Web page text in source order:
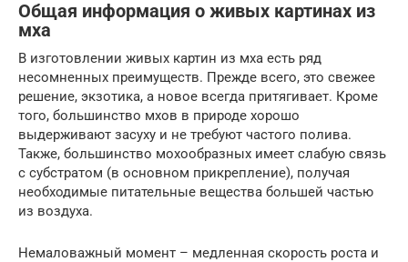
Общая информация о живых картинах из
мха
В изготовлении живых картин из мха есть ряд
несомненных преимуществ. Прежде всего, это свежее
решение, экзотика, а новое всегда притягивает. Кроме
того, большинство мхов в природе хорошо
выдерживают засуху и не требуют частого полива.
Также, большинство мохообразных имеет слабую связь
с субстратом (в основном прикрепление), получая
необходимые питательные вещества большей частью
из воздуха.
Немаловажный момент – медленная скорость роста и